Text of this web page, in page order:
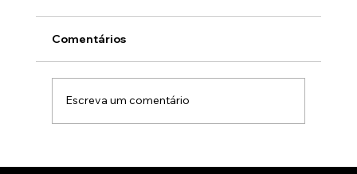
Comentários
Escreva um comentário